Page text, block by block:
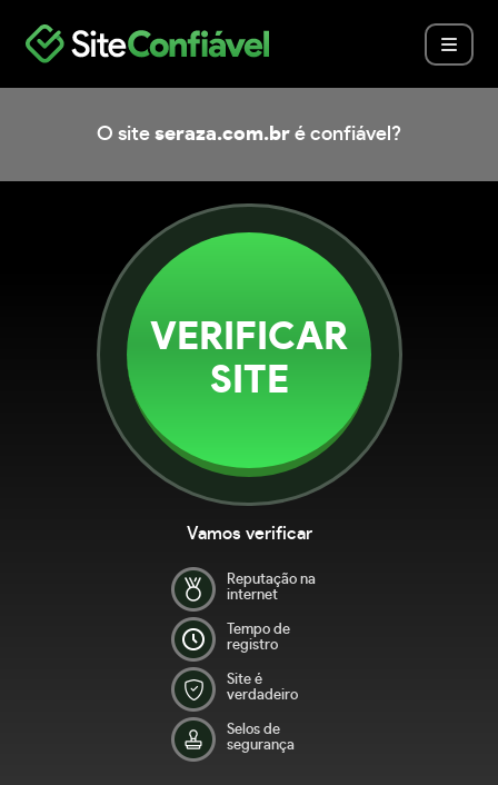
O site seraza.com.br é confiável?
VERIFICAR
SITE
Vamos verificar
Reputação na
internet
Tempo de
registro
Site é
verdadeiro
Selos de
segurança